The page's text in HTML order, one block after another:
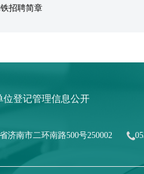
招聘简章
位登记管理信息公开
济南市二环南路500号250002